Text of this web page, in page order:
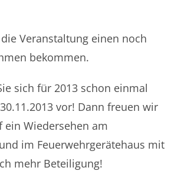
Veranstaltung einen noch
bekommen.
sich für 2013 schon einmal
vor! Dann freuen wir
ein Wiedersehen am
im Feuerwehrgerätehaus mit
mehr Beteiligung!